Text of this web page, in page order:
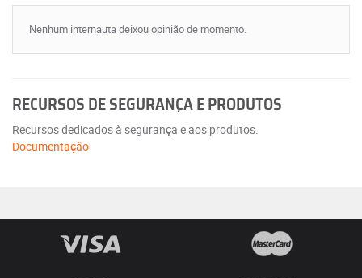
Nenhum internauta deixou opinião de momento.
RECURSOS DE SEGURANÇA E PRODUTOS
Recursos dedicados à segurança e aos produtos.
Documentação